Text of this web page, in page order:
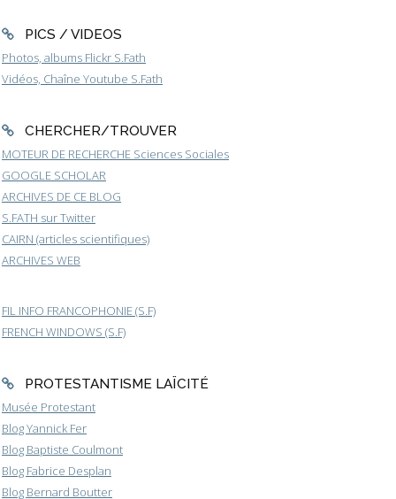
PICS / VIDEOS
Photos, albums Flickr S.Fath
Vidéos, Chaîne Youtube S.Fath
CHERCHER/TROUVER
MOTEUR DE RECHERCHE Sciences Sociales
GOOGLE SCHOLAR
ARCHIVES DE CE BLOG
S.FATH sur Twitter
CAIRN (articles scientifiques)
ARCHIVES WEB
FIL INFO FRANCOPHONIE (S.F)
FRENCH WINDOWS (S.F)
PROTESTANTISME LAÏCITÉ
Musée Protestant
Blog Yannick Fer
Blog Baptiste Coulmont
Blog Fabrice Desplan
Blog Bernard Boutter